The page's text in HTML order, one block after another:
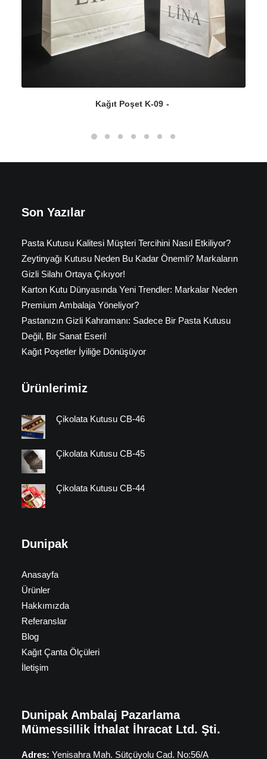
Kağıt Poşet K-09
Son Yazılar
Pasta Kutusu Kalitesi Müşteri Tercihini Nasıl Etkiliyor?
Zeytinyağı Kutusu Neden Bu Kadar Önemli? Markaların
Gizli Silahı Ortaya Çıkıyor!
Karton Kutu Dünyasında Yeni Trendler: Markalar Neden
Premium Ambalaja Yöneliyor?
Pastanızın Gizli Kahramanı: Sadece Bir Pasta Kutusu
Değil, Bir Sanat Eseri!
Kağıt Poşetler İyiliğe Dönüşüyor
Ürünlerimiz
Çikolata Kutusu CB-46
Çikolata Kutusu CB-45
Çikolata Kutusu CB-44
Dunipak
Anasayfa
Ürünler
Hakkımızda
Referanslar
Blog
Kağıt Çanta Ölçüleri
İletişim
Dunipak Ambalaj Pazarlama
Mümessillik İthalat İhracat Ltd. Şti.
Adres: Yenisahra Mah. Sütçüyolu Cad. No:56/A